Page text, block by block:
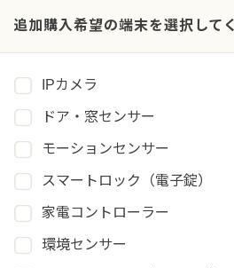
追加購入希望の端末を選択して
IPカメラ
ドア・窓センサー
モーションセンサー
スマートロック（電子錠）
家電コントローラー
環境センサー